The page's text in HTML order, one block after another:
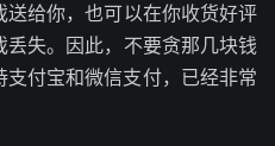
给你，也可以在你收货好评
失。因此，不要贪那几块钱
付宝和微信支付，已经非常